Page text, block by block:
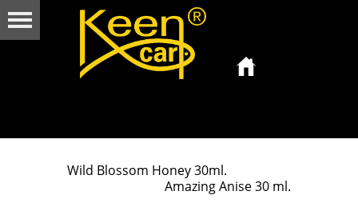
Wild Blossom Honey 30ml.
Amazing Anise 30 ml.